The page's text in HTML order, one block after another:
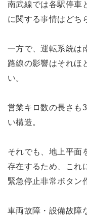
南武線では各駅停車
に関する事情はどち
一方で、運転系統は
路線の影響はそれほ
い。
営業キロ数の長さも
い構造。
それでも、地上平面
存在するため、これ
緊急停止非常ボタン
車両故障・設備故障